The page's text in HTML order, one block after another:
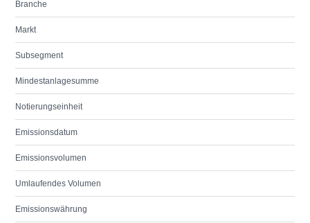
Branche
Markt
Subsegment
Mindestanlagesumme
Notierungseinheit
Emissionsdatum
Emissionsvolumen
Umlaufendes Volumen
Emissionswährung